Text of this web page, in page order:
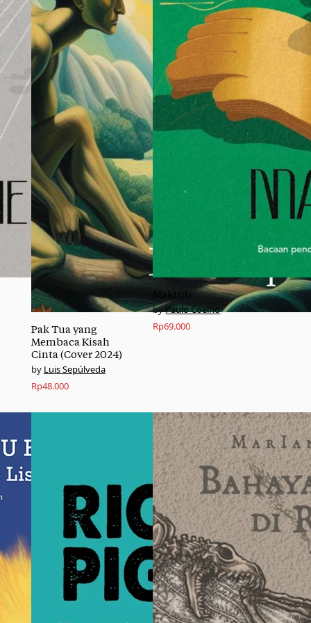
Pak Tua yang
Membaca Kisah
Cinta (Cover 2024)
Luis Sepúlveda
Rp48.000
Maktub
Paulo Coelho
Rp69.000